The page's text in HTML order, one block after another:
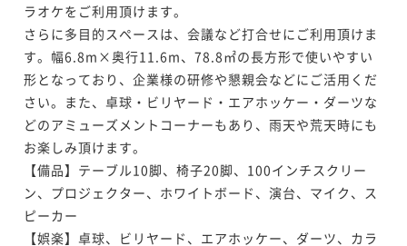
ラオケをご利用頂けます。
さらに多目的スペースは、会議など打合せにご利用頂けま
す。幅6.8m×奥行11.6m、78.8㎡の長方形で使いやすい
形となっており、企業様の研修や懇親会などにご活用くだ
さい。また、卓球・ビリヤード・エアホッケー・ダーツな
どのアミューズメントコーナーもあり、雨天や荒天時にも
お楽しみ頂けます。
【備品】テーブル10脚、椅子20脚、100インチスクリー
ン、プロジェクター、ホワイトボード、演台、マイク、ス
ピーカー
【娯楽】卓球、ビリヤード、エアホッケー、ダーツ、カラ